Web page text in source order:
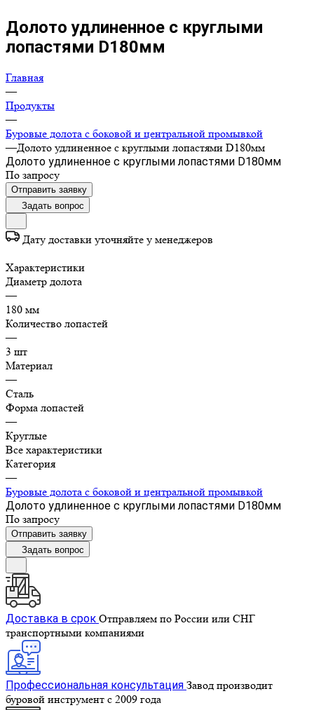
Долото удлиненное с круглыми
лопастями D180мм
Главная
—
Продукты
—
Буровые долота с бoковой и центральной промывкой
—Долото удлиненное с круглыми лопастями D180мм
Долото удлиненное с круглыми лопастями D180мм
По запросу
Отправить заявку
Задать вопрос
Дату доставки уточняйте у менеджеров
Характеристики
Диаметр долота
—
180 мм
Количество лопастей
—
3 шт
Материал
—
Сталь
Форма лопастей
—
Круглые
Все характеристики
Категория
—
Буровые долота с бoковой и центральной промывкой
Долото удлиненное с круглыми лопастями D180мм
По запросу
Отправить заявку
Задать вопрос
Доставка в срок Отправляем по России или СНГ
транспортными компаниями
Профессиональная консультация Завод производит
буровой инструмент с 2009 года